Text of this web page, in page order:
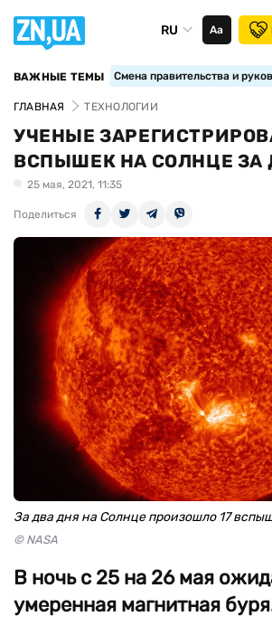
RU Аа
ВАЖНЫЕ ТЕМЫ Смена правительства и
ГЛАВНАЯ ТЕХНОЛОГИИ
УЧЕНЫЕ
ВСПЫШЕК НА СОЛНЦЕ ЗА
25 мая, 2021, 11:35
Поделиться
За два дня на Солнце произошло 17
© NASA
В ночь с 25 на 26 мая
умеренная магнитная